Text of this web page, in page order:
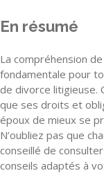
En résumé
La compréhension
fondamentale pour
de divorce litigieuse.
que ses droits et
époux de mieux se
N’oubliez pas que
conseillé de
conseils adaptés à